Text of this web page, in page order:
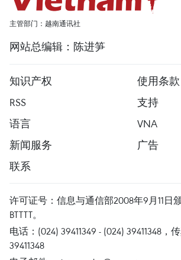
主管部门：越南通讯社
网站总编辑：陈进笋
知识产权
使用条款
RSS
支持
语言
VNA
新闻服务
广告
联系
许可证号：信息与通信部2008年9月11日
BTTTT。
电话：(024) 39411349 - (024) 39411348，
39411348